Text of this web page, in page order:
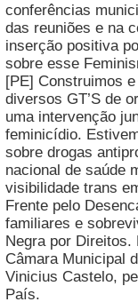
conferências
das reuniões e na
inserção positiva
sobre esse
[PE] Construimos
diversos GT’S de
uma intervenção
feminicídio.
sobre drogas
nacional de saúde
visibilidade trans
Frente pelo
familiares e
Negra por Direitos.
Câmara Municipal
Vinicius Castelo,
País.